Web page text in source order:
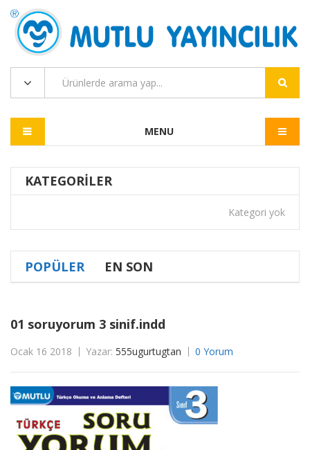
MENU
KATEGORILER
Kategori yok
POPÜLER EN SON
01 soruyorum 3 sinif.indd
Ocak 16 2018 Yazar: 555ugurtugtan 0 Yorum